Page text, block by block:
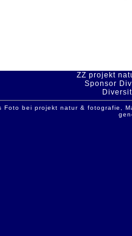
ZZ projekt
Sponsor
Foto bei projekt natur & fotografie,